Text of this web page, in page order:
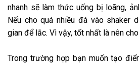
nhanh sẽ làm thức uống bị loãng,
Nếu cho quá nhiều đá vào shaker
gian để lắc. Vì vậy, tốt nhất là nên
Trong trường hợp bạn muốn tạo